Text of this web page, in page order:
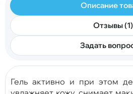
Описание
Отзывы (1)
Задать
Гель активно и при этом